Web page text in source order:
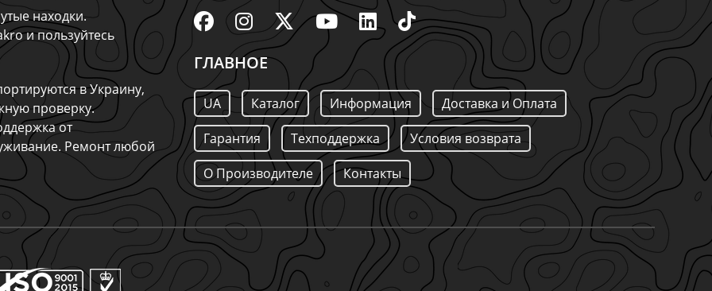
находки.
и пользуйтесь
в Украину,
проверку.
от
Ремонт любой
ГЛАВНОЕ
UA Каталог Информация
Доставка и Оплата
Гарантия
Техподдержка
Условия возврата
О Производителе
Контакты